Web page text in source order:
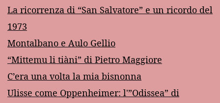
La ricorrenza di “San Salvatore” e un ricordo del
1973
Montalbano e Aulo Gellio
“Mittemu li tiàni” di Pietro Maggiore
C’era una volta la mia bisnonna
Ulisse come Oppenheimer: l'”Odissea” di